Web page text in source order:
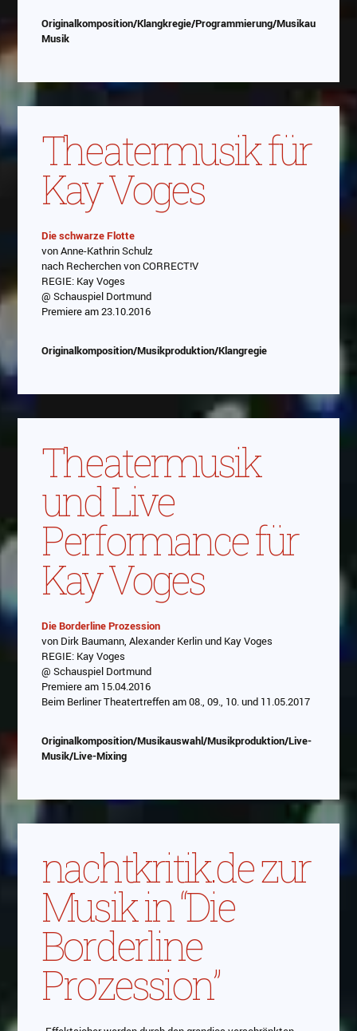
Originalkomposition/Klangkregie/Programmierung/Musikauswahl/
Musik
Theatermusik für
Kay Voges
Abspielen
Das Video wird von Youtube eingebettet
abespielt. Es gilt die
Die schwarze Flotte
von Anne-Kathrin Schulz
nach Recherchen von CORRECT!V
REGIE: Kay Voges
@ Schauspiel Dortmund
Premiere am 23.10.2016
Originalkomposition/Musikproduktion/Klangregie
Theatermusik
und Live
Performance für
Kay Voges
Abspielen
Das Video wird von Youtube eingebettet
abespielt. Es gilt dieDatenschutzerklärung von
Die Borderline Prozession
von Dirk Baumann, Alexander Kerlin und Kay Voges
REGIE: Kay Voges
@ Schauspiel Dortmund
Premiere am 15.04.2016
Beim Berliner Theatertreffen am 08., 09., 10. und 11.05.2017
Originalkomposition/Musikauswahl/Musikproduktion/Live-
Musik/Live-Mixing
nachtkritik.de zur
Musik in “Die
Borderline
Prozession”